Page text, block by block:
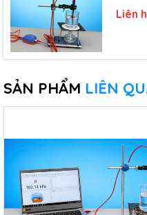
Liên
SẢN PHẨM LIÊN